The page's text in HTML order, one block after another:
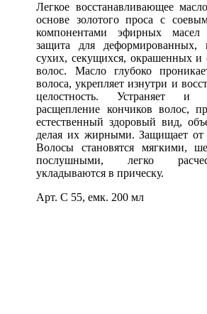
Легкое восстанавливающее
основе золотого проса с
компонентами эфирных масел
защита для деформированных,
сухих, секущихся, окрашенных и
волос. Масло глубоко
волоса, укрепляет изнутри и
целостность. Устраняет и
расщепление кончиков волос,
естественный здоровый вид,
делая их жирными. Защищает от
Волосы становятся мягкими,
послушными, легко
укладываются в прическу.
Арт. С 55, емк. 200 мл